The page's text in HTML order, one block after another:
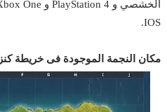
IOS.
مكان النجمة الموجودة فى خريطة كنز Flush Factory :